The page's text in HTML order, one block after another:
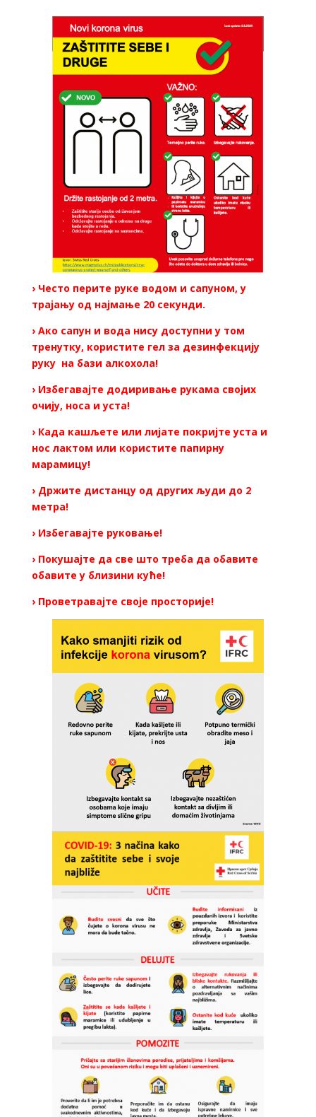
› Често перите руке водом и сапуном, у
трајању од најмање 20 секунди.
› Ако сапун и вода нису доступни у том
тренутку, користите гел за дезинфекцију
руку на бази алкохола!
› Избегавајте додиривање рукама својих
очију, носа и уста!
› Када кашљете или лијате покријте уста и
нос лактом или користите папирну
марамицу!
› Држите дистанцу од других људи до 2
метра!
› Избегавајте руковање!
› Покушајте да све што треба да обавите
обавите у близини куће!
› Проветравајте своје просторије!